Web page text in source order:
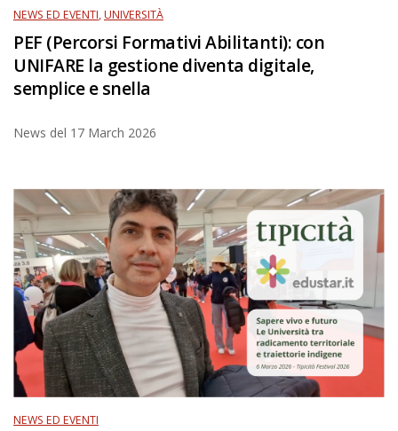
NEWS ED EVENTI,UNIVERSITÀ
PEF (Percorsi Formativi Abilitanti): con
UNIFARE la gestione diventa digitale,
semplice e snella
News del 17 March 2026
NEWS ED EVENTI